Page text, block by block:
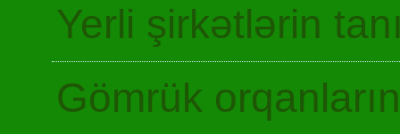
Yerli şirkətlərin
Gömrük